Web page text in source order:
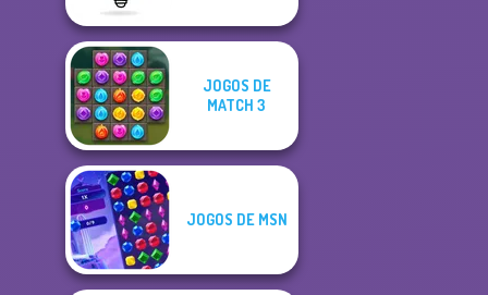
JOGOS DE
MATCH 3
JOGOS DE MSN